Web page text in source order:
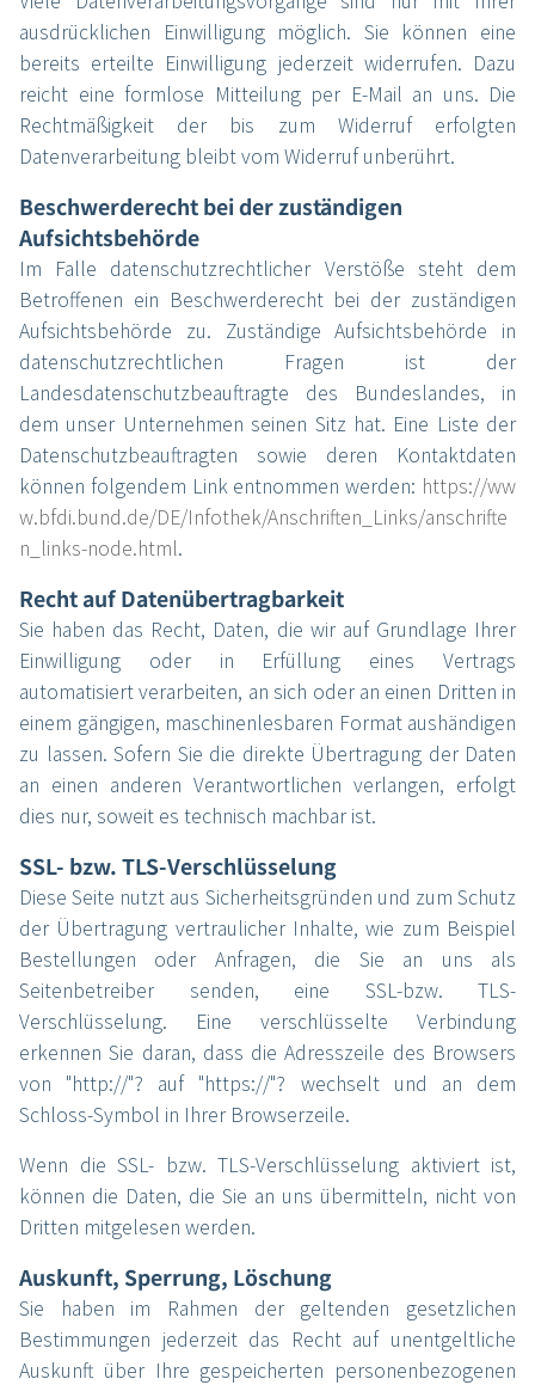
ausdrücklichen Einwilligung möglich. Sie können eine
bereits erteilte Einwilligung jederzeit widerrufen. Dazu
reicht eine formlose Mitteilung per E-Mail an uns. Die
Rechtmäßigkeit der bis zum Widerruf erfolgten
Datenverarbeitung bleibt vom Widerruf unberührt.
Beschwerderecht bei der zuständigen
Aufsichtsbehörde
Im Falle datenschutzrechtlicher Verstöße steht dem
Betroffenen ein Beschwerderecht bei der zuständigen
Aufsichtsbehörde zu. Zuständige Aufsichtsbehörde in
datenschutzrechtlichen Fragen ist der
Landesdatenschutzbeauftragte des Bundeslandes, in
dem unser Unternehmen seinen Sitz hat. Eine Liste der
Datenschutzbeauftragten sowie deren Kontaktdaten
können folgendem Link entnommen werden: https://ww
w.bfdi.bund.de/DE/Infothek/Anschriften_Links/anschrifte
n_links-node.html.
Recht auf Datenübertragbarkeit
Sie haben das Recht, Daten, die wir auf Grundlage Ihrer
Einwilligung oder in Erfüllung eines Vertrags
automatisiert verarbeiten, an sich oder an einen Dritten in
einem gängigen, maschinenlesbaren Format aushändigen
zu lassen. Sofern Sie die direkte Übertragung der Daten
an einen anderen Verantwortlichen verlangen, erfolgt
dies nur, soweit es technisch machbar ist.
SSL- bzw. TLS-Verschlüsselung
Diese Seite nutzt aus Sicherheitsgründen und zum Schutz
der Übertragung vertraulicher Inhalte, wie zum Beispiel
Bestellungen oder Anfragen, die Sie an uns als
Seitenbetreiber senden, eine SSL-bzw. TLS-
Verschlüsselung. Eine verschlüsselte Verbindung
erkennen Sie daran, dass die Adresszeile des Browsers
von "http://"? auf "https://"? wechselt und an dem
Schloss-Symbol in Ihrer Browserzeile.
Wenn die SSL- bzw. TLS-Verschlüsselung aktiviert ist,
können die Daten, die Sie an uns übermitteln, nicht von
Dritten mitgelesen werden.
Auskunft, Sperrung, Löschung
Sie haben im Rahmen der geltenden gesetzlichen
Bestimmungen jederzeit das Recht auf unentgeltliche
Auskunft über Ihre gespeicherten personenbezogenen